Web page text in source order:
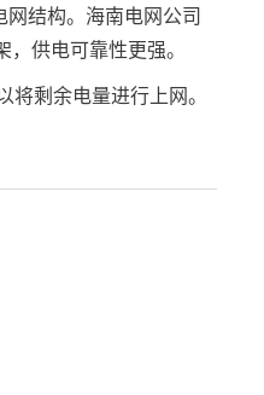
结构。海南电网公司
供电可靠性更强。
剩余电量进行上网。